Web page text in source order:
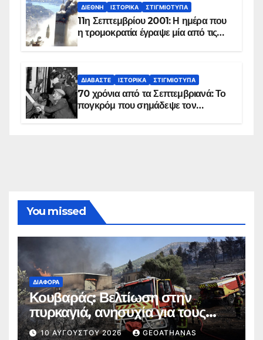
ΔΙΕΘΝΉ ΙΣΤΟΡΙΚΆ ΣΤΙΓΜΙΌΤΥΠΑ
11η Σεπτεμβρίου 2001: Η ημέρα που
η τρομοκρατία έγραψε μία από τις
ΔΙΑΒΆΣΤΕ ΙΣΤΟΡΙΚΆ ΣΤΙΓΜΙΌΤΥΠΑ
70 χρόνια από τα Σεπτεμβριανά: Το
πογκρόμ που σημάδεψε τον
You missed
ΔΙΆΦΟΡΑ
Κουβαράς: Βελτίωση στην
πυρκαγιά, ανησυχία για τους
ανέμους
10 ΑΥΓΟΎΣΤΟΥ 2026 GEOATHANAS